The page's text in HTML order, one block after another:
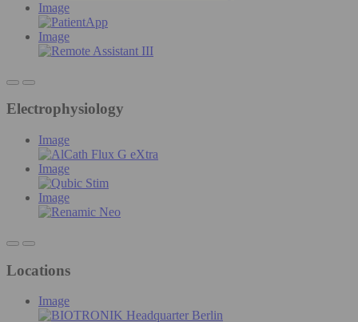
Image
Image
Electrophysiology
Image
Image
Image
Locations
Image